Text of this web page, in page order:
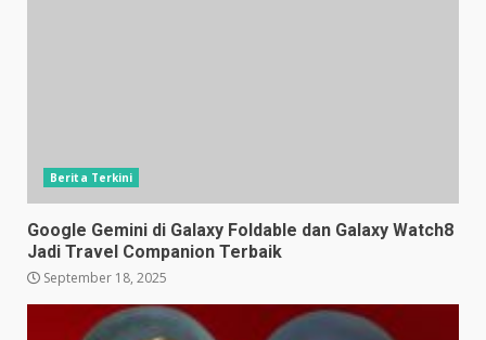
Berita Terkini
Google Gemini di Galaxy Foldable dan Galaxy Watch8
Jadi Travel Companion Terbaik
September 18, 2025